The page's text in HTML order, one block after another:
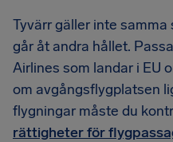
Tyvärr gäller inte
går åt andra hållet.
Airlines som landar i EU
om avgångsflygplatsen
flygningar måste du
rättigheter för